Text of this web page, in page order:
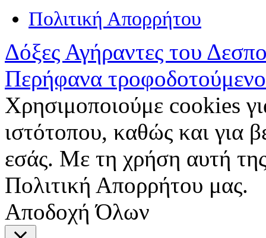
Πολιτική Απορρήτου
Δόξες Αγήραντες του
Περήφανα
Χρησιμοποιούμε cookies
ιστότοπου, καθώς και για
εσάς. Με τη χρήση αυτή
Πολιτική Απορρήτου μας.
Αποδοχή Όλων